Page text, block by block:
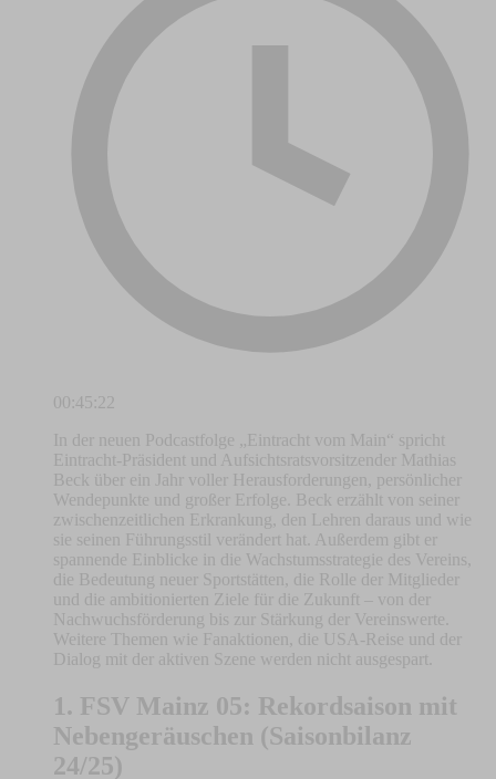
00:45:22
In der neuen Podcastfolge „Eintracht vom Main“ spricht
Eintracht-Präsident und Aufsichtsratsvorsitzender Mathias
Beck über ein Jahr voller Herausforderungen, persönlicher
Wendepunkte und großer Erfolge. Beck erzählt von seiner
zwischenzeitlichen Erkrankung, den Lehren daraus und wie
sie seinen Führungsstil verändert hat. Außerdem gibt er
spannende Einblicke in die Wachstumsstrategie des Vereins,
die Bedeutung neuer Sportstätten, die Rolle der Mitglieder
und die ambitionierten Ziele für die Zukunft – von der
Nachwuchsförderung bis zur Stärkung der Vereinswerte.
Weitere Themen wie Fanaktionen, die USA-Reise und der
Dialog mit der aktiven Szene werden nicht ausgespart.
1. FSV Mainz 05: Rekordsaison mit
Nebengeräuschen (Saisonbilanz
24/25)